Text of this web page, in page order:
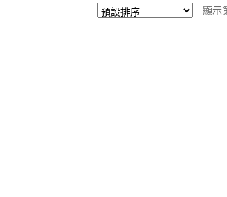
顯示